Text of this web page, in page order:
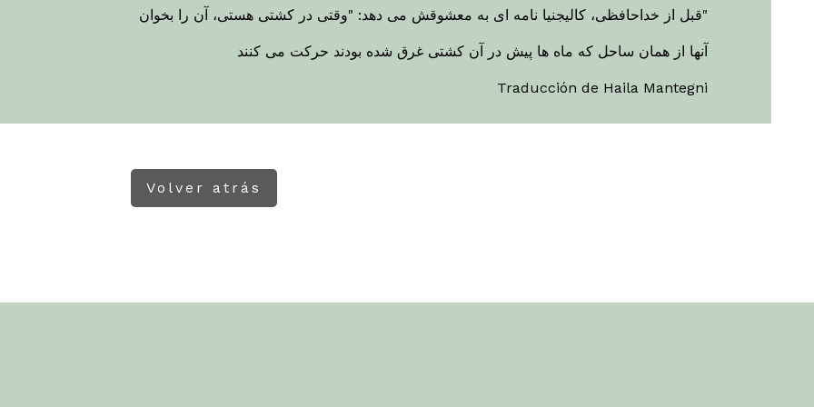
قبل از خداحافظی، کالیجنیا نامه ای به معشوقش می دهد: "وقتی در کشتی هستی، آن را بخوان"
آنها از همان ساحل که ماه ها پیش در آن کشتی غرق شده بودند حرکت می کنند
Traducción de Haila Mantegni
Volver atrás